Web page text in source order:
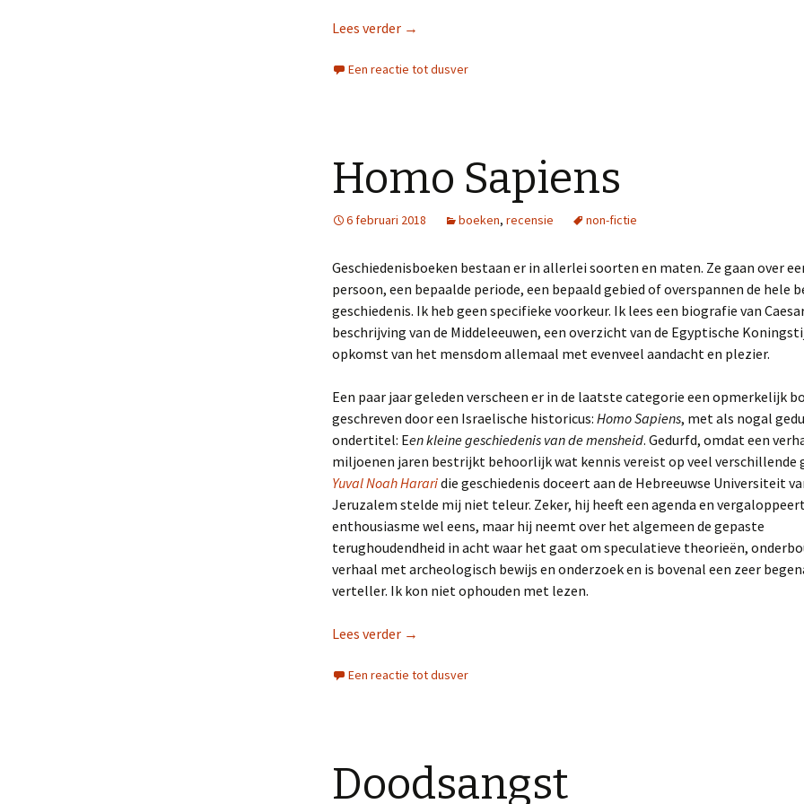
Lees verder Onder het ijs
→
Een reactie tot dusver
Homo Sapiens
6 februari 2018 boeken, recensie non-fictie
Geschiedenisboeken bestaan er in allerlei soorten en maten. Ze gaan over
persoon, een bepaalde periode, een bepaald gebied of overspannen de hele
geschiedenis. Ik heb geen specifieke voorkeur. Ik lees een biografie van
beschrijving van de Middeleeuwen, een overzicht van de Egyptische
opkomst van het mensdom allemaal met evenveel aandacht en plezier.
Een paar jaar geleden verscheen er in de laatste categorie een opmerkelijk
geschreven door een Israelische historicus: Homo Sapiens, met als nogal
ondertitel: Een kleine geschiedenis van de mensheid. Gedurfd, omdat een
miljoenen jaren bestrijkt behoorlijk wat kennis vereist op veel verschillende
Yuval Noah Hararidie geschiedenis doceert aan de Hebreeuwse Universiteit
Jeruzalem stelde mij niet teleur. Zeker, hij heeft een agenda en
enthousiasme wel eens, maar hij neemt over het algemeen de gepaste
terughoudendheid in acht waar het gaat om speculatieve theorieën,
verhaal met archeologisch bewijs en onderzoek en is bovenal een zeer
verteller. Ik kon niet ophouden met lezen.
Lees verder Homo Sapiens
→
Een reactie tot dusver
Doodsangst